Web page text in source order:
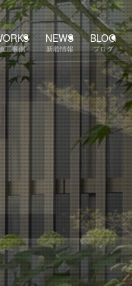
工事例
NEWS
新着情報
BLOG
ブログ